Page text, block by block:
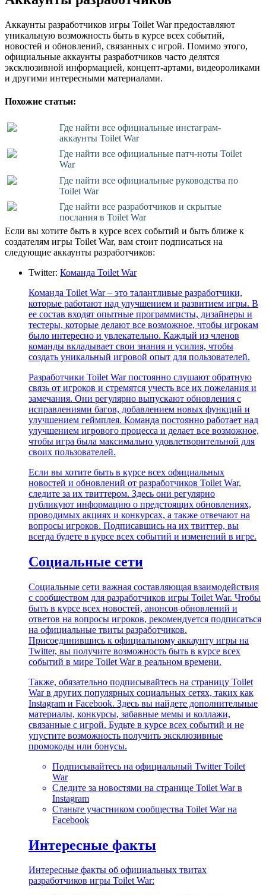
Аккаунты разработчиков игры Toilet War предоставляют
уникальную возможность быть в курсе всех событий,
новостей и обновлений, связанных с игрой. Помимо этого,
официальные аккаунты разработчиков часто делятся
эксклюзивной информацией, концепт-артами, видеороликами
и другими интересными материалами.
Похожие статьи:
Где найти все официальные инстаграм-
аккаунты Toilet War
Где найти все официальные патч-ноты Toilet
War
Где найти все официальные руководства по
Toilet War
Где найти все разработчиков и скрытые
послания в Toilet War
Если вы хотите быть в курсе всех событий и быть ближе к
создателям игры Toilet War, вам стоит подписаться на
следующие аккаунты разработчиков:
Twitter: Команда Toilet War
Команда Toilet War – это талантливые разработчики,
которые работают над улучшением и развитием игры. В
ее состав входят опытные программисты, дизайнеры и
тестеры, которые делают все возможное, чтобы игрокам
было интересно и увлекательно. Каждый из членов
команды вкладывает свои знания и усилия, чтобы
создать уникальный игровой опыт для пользователей.
Разработчики Toilet War постоянно слушают обратную
связь от игроков и стремятся учесть все их пожелания и
замечания. Они регулярно выпускают обновления с
исправлениями багов, добавлением новых функций и
улучшением геймплея. Команда постоянно работает над
улучшением игрового процесса и делает все возможное,
чтобы игра была максимально удовлетворительной для
своих пользователей.
Если вы хотите быть в курсе всех официальных
новостей и обновлений от разработчиков Toilet War,
следите за их твиттером. Здесь они регулярно
публикуют информацию о предстоящих обновлениях,
проводимых акциях и конкурсах, а также отвечают на
вопросы игроков. Подписавшись на их твиттер, вы
всегда будете в курсе всех событий и изменений в игре.
Социальные сети
Социальные сети важная составляющая взаимодействия
с сообществом для разработчиков игры Toilet War. Чтобы
быть в курсе всех новостей, анонсов обновлений и
ответов на вопросы игроков, рекомендуется подписаться
на официальные твиты разработчиков.
Присоединившись к официальному аккаунту игры на
Twitter, вы получите возможность быть в курсе всех
событий в мире Toilet War в реальном времени.
Также, обязательно подписывайтесь на страницу Toilet
War в других популярных социальных сетях, таких как
Instagram и Facebook. Здесь вы найдете дополнительные
материалы, конкурсы, забавные мемы и коллажи,
связанные с игрой. Будьте в курсе всех событий и не
упустите возможность получить эксклюзивные
промокоды или бонусы.
Подписывайтесь на официальный Twitter Toilet
War
Следите за новостями на странице Toilet War в
Instagram
Станьте участником сообщества Toilet War на
Facebook
Интересные факты
Интересные факты об официальных твитах
разработчиков игры Toilet War: